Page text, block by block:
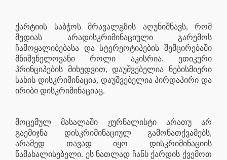
ქარტიის საბჭოს მრავალგზის აღუნიშნავს, რომ
მედიას არადისკრიმინაციული გარემოს
ჩამოყალიბებასა და სტერეოტიპების შემცირებაში
მნიშვნელოვანი როლი აკისრია. ეთიკური
პრინციპების მიხედვით, დაუშვებელია ნებისმიერი
სახის დისკრიმინაცია, დაუშვებელია პირდაპირი და
ირიბი დისკრიმინაციაც.
მოცემულ მასალაში ჟურნალისტი არათუ არ
გაემიჯნა დისკრიმინაციულ გამონათქვამებს,
არამედ თავად იყო დისკრიმინაციის
წამახალისებელი. ეს ნათლად ჩანს ქარდის ქვემოთ